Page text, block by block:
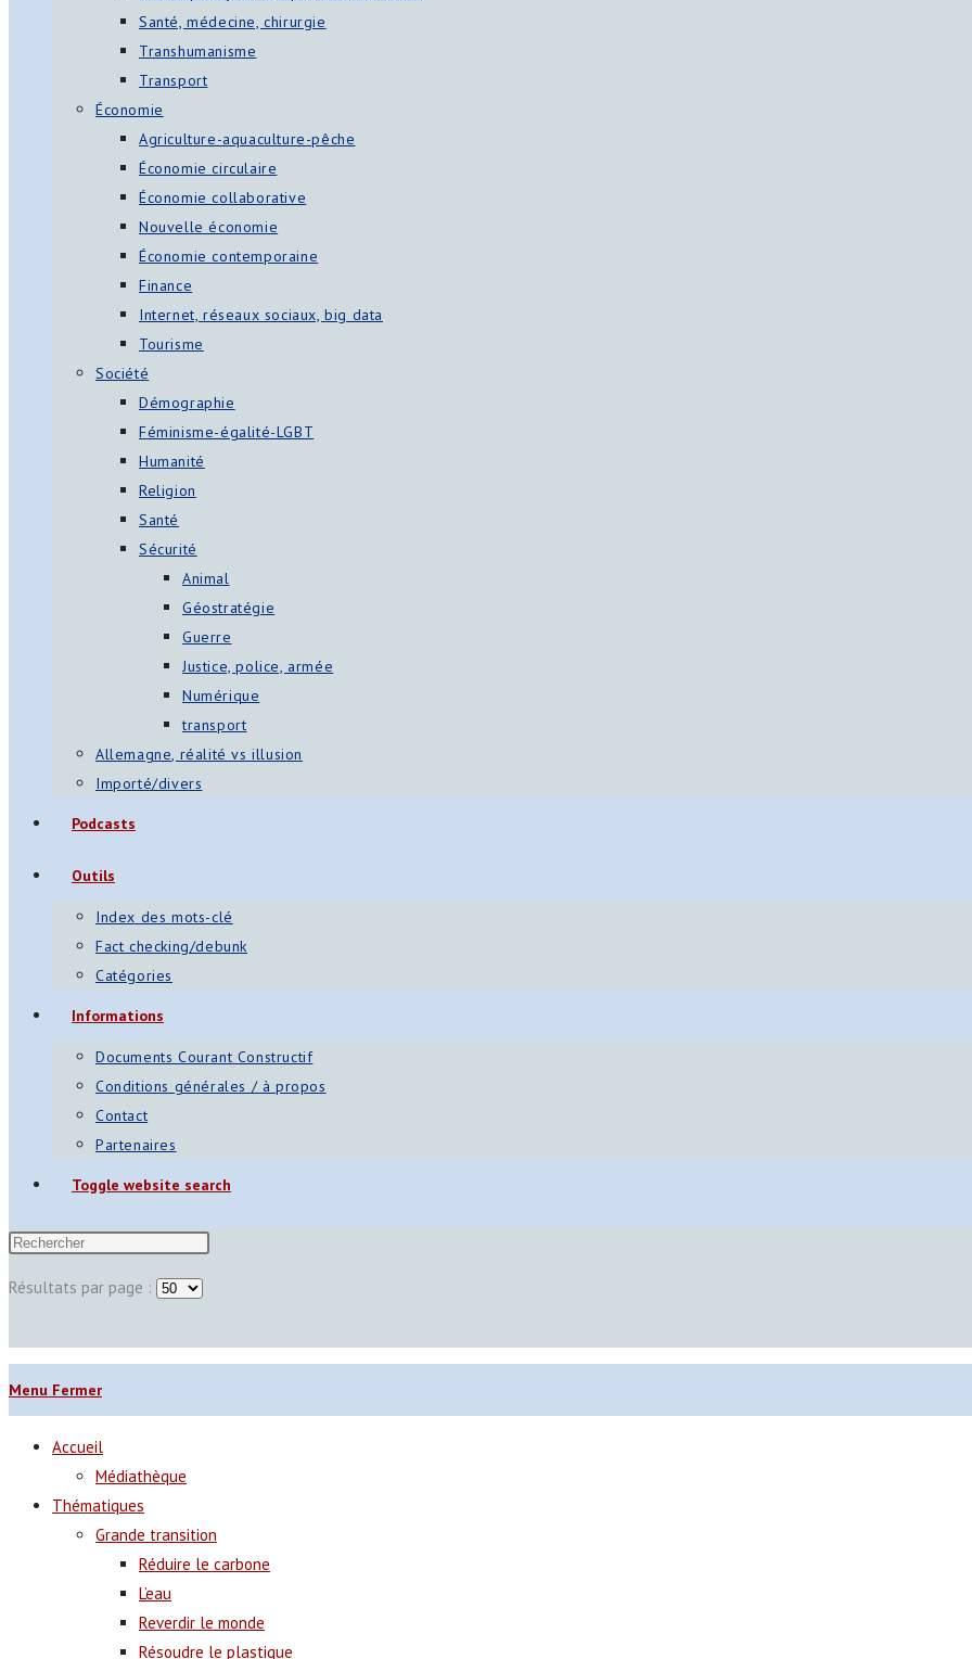
Santé, médecine, chirurgie
Transhumanisme
Transport
Économie
Agriculture-aquaculture-pêche
Économie circulaire
Économie collaborative
Nouvelle économie
Économie contemporaine
Finance
Internet, réseaux sociaux, big data
Tourisme
Société
Démographie
Féminisme-égalité-LGBT
Humanité
Religion
Santé
Sécurité
Animal
Géostratégie
Guerre
Justice, police, armée
Numérique
transport
Allemagne, réalité vs illusion
Importé/divers
Podcasts
Outils
Index des mots-clé
Fact checking/debunk
Catégories
Informations
Documents Courant Constructif
Conditions générales / à propos
Contact
Partenaires
Toggle website search
Résultats par page :
Menu Fermer
Accueil
Médiathèque
Thématiques
Grande transition
Réduire le carbone
L’eau
Reverdir le monde
Résoudre le plastique